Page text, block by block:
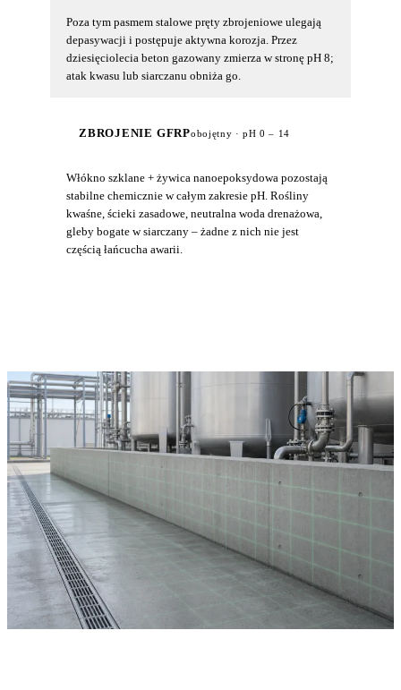
Poza tym pasmem stalowe pręty zbrojeniowe ulegają
depasywacji i postępuje aktywna korozja. Przez
dziesięciolecia beton gazowany zmierza w stronę pH 8;
atak kwasu lub siarczanu obniża go.
ZBROJENIE GFRPobojętny · pH 0 – 14
Włókno szklane + żywica nanoepoksydowa pozostają
stabilne chemicznie w całym zakresie pH. Rośliny
kwaśne, ścieki zasadowe, neutralna woda drenażowa,
gleby bogate w siarczany – żadne z nich nie jest
częścią łańcucha awarii.